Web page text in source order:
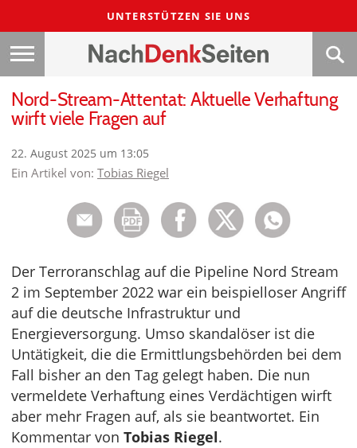
UNTERSTÜTZEN SIE UNS
Nord-Stream-Attentat: Aktuelle Verhaftung
wirft viele Fragen auf
22. August 2025 um 13:05
Ein Artikel von: Tobias Riegel
Der Terroranschlag auf die Pipeline Nord Stream
2 im September 2022 war ein beispielloser Angriff
auf die deutsche Infrastruktur und
Energieversorgung. Umso skandalöser ist die
Untätigkeit, die die Ermittlungsbehörden bei dem
Fall bisher an den Tag gelegt haben. Die nun
vermeldete Verhaftung eines Verdächtigen wirft
aber mehr Fragen auf, als sie beantwortet. Ein
Kommentar von Tobias Riegel.